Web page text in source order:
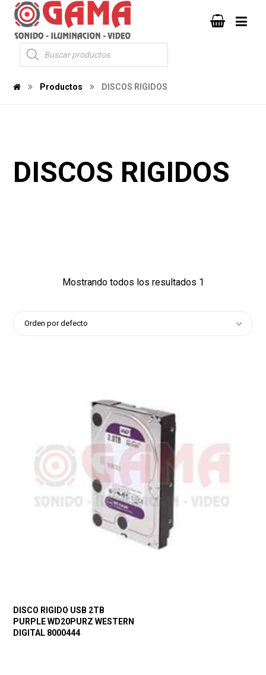
Productos DISCOS RIGIDOS
DISCOS RIGIDOS
Mostrando todos los resultados 1
Orden por defecto
DISCO RIGIDO USB 2TB
PURPLE WD20PURZ WESTERN
DIGITAL 8000444